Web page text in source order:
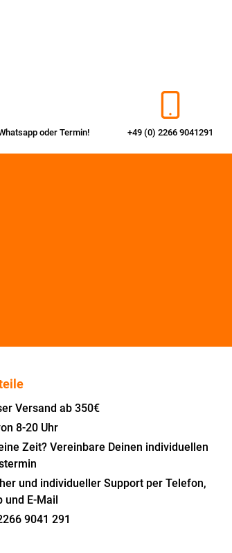
oderTermin! +49 (0) 2266 9041291
Versand ab 350€
8-20 Uhr
Zeit? Vereinbare Deinen individuellen
und individueller Support per Telefon,
und E-Mail
9041 291